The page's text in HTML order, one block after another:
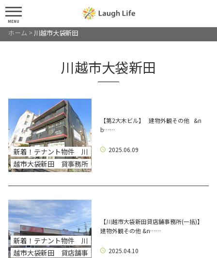
MENU
ホーム > 川越市大袋新田
川越市大袋新田
新着！テナント物件 川
越市大袋新田 貸事務所
【第2大木ビル】 建物外観その他 &n
b……
2025.06.09
新着！テナント物件 川
越市大袋新田 貸店舗事
【川越市大袋新田貸店舗事務所(一括)】
建物外観その他 &n……
2025.04.10